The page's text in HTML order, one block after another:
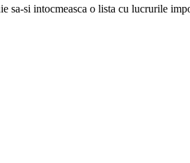
sa-si intocmeasca o lista cu lucrurile